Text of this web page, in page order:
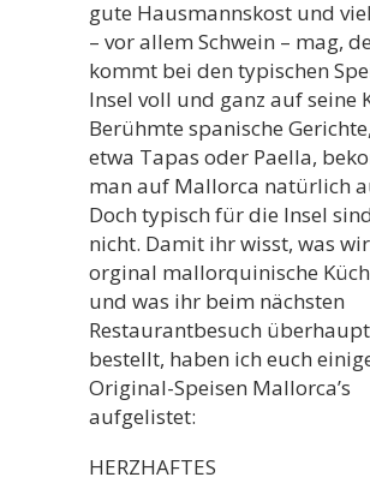
gute Hausmannskost und
– vor allem Schwein – mag,
kommt bei den typischen
Insel voll und ganz auf seine
Berühmte spanische
etwa Tapas oder Paella,
man auf Mallorca natürlich
Doch typisch für die Insel
nicht. Damit ihr wisst, was
orginal mallorquinische
und was ihr beim nächsten
Restaurantbesuch überhaupt
bestellt, haben ich euch
Original-Speisen Mallorca’s
aufgelistet:
HERZHAFTES